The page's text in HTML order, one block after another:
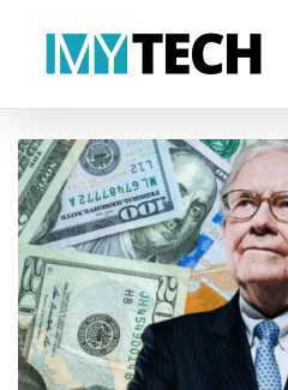
View
Larger
Image